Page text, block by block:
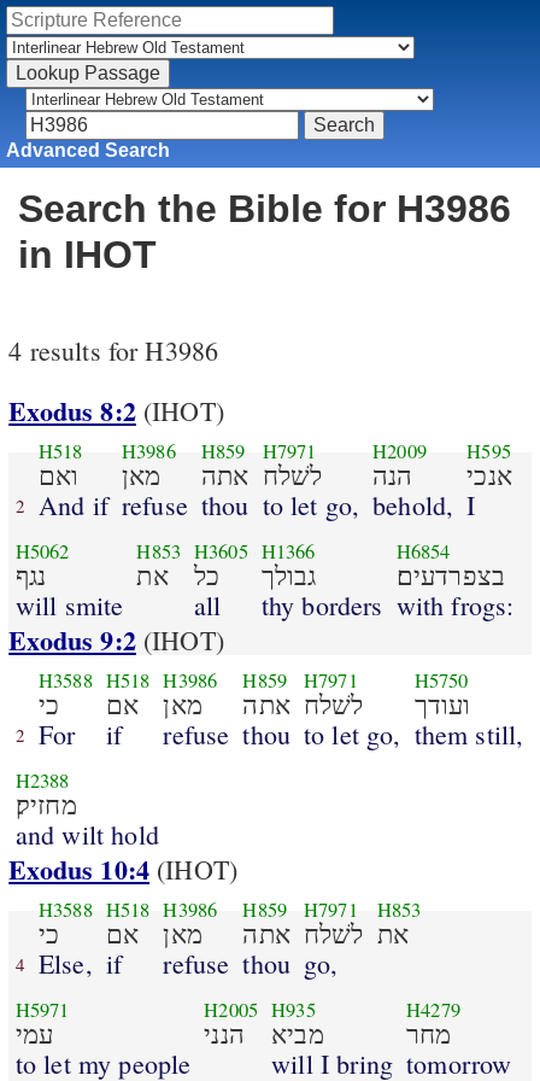
Advanced Search
Search the Bible for H3986
in IHOT
4 results for H3986
Exodus 8:2(IHOT)
2
H518
ואם
And if
H3986
מאן
refuse
H859
אתה
thou
H7971
לשׁלח
to let go,
H2009
הנה
behold,
H595
אנכי
I
H5062
נגף
will smite
H853
את
H3605
כל
all
H1366
גבולך
thy borders
H6854
בצפרדעים׃
with frogs:
Exodus 9:2(IHOT)
2
H3588
כי
For
H518
אם
if
H3986
מאן
refuse
H859
אתה
thou
H7971
לשׁלח
to let go,
H5750
ועודך
them still,
H2388
מחזיק׃
and wilt hold
Exodus 10:4 (IHOT)
4
H3588
כי
Else,
H518
אם
if
H3986
מאן
refuse
H859
אתה
thou
H7971
לשׁלח
go,
H853
את
H5971
עמי
to let my people
H2005
הנני
H935
מביא
will I bring
H4279
מחר
tomorrow